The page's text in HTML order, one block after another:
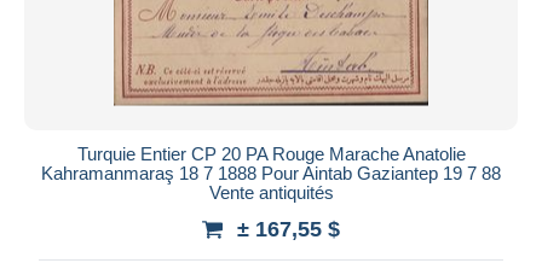
Turquie Entier CP 20 PA Rouge Marache Anatolie
Kahramanmaraş 18 7 1888 Pour Aintab Gaziantep 19 7 88
Vente antiquités
± 167,55 $